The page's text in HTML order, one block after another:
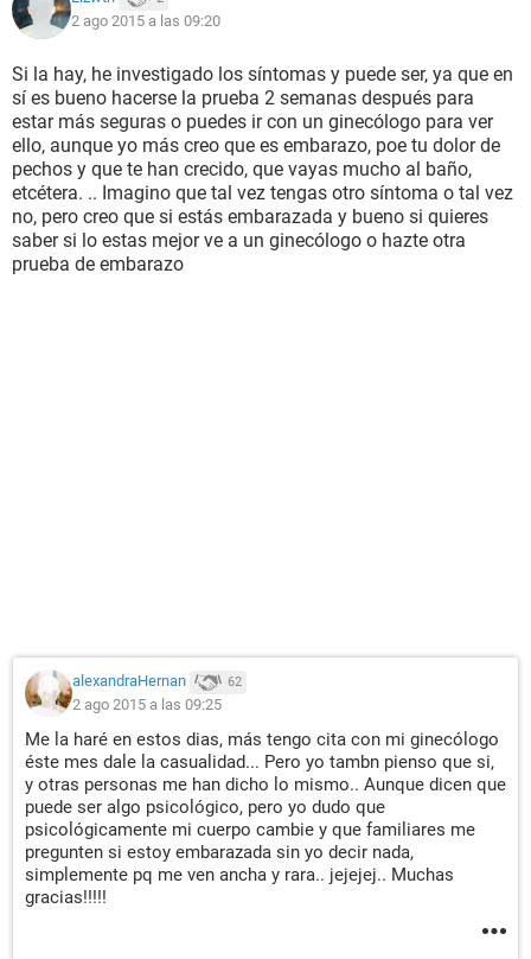
2 ago 2015 a las 09:20
Si la hay, he investigado los síntomas y puede ser, ya que en
sí es bueno hacerse la prueba 2 semanas después para
estar más seguras o puedes ir con un ginecólogo para ver
ello, aunque yo más creo que es embarazo, poe tu dolor de
pechos y que te han crecido, que vayas mucho al baño,
etcétera. .. Imagino que tal vez tengas otro síntoma o tal vez
no, pero creo que si estás embarazada y bueno si quieres
saber si lo estas mejor ve a un ginecólogo o hazte otra
prueba de embarazo
alexandraHernan 62
2 ago 2015 a las 09:25
Me la haré en estos dias, más tengo cita con mi ginecólogo
éste mes dale la casualidad... Pero yo tambn pienso que si,
y otras personas me han dicho lo mismo.. Aunque dicen que
puede ser algo psicológico, pero yo dudo que
psicológicamente mi cuerpo cambie y que familiares me
pregunten si estoy embarazada sin yo decir nada,
simplemente pq me ven ancha y rara.. jejejej.. Muchas
gracias!!!!!